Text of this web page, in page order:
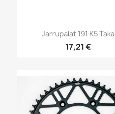
Pikakatselu
Jarrupalat 191 K5 Taka
17,21 €